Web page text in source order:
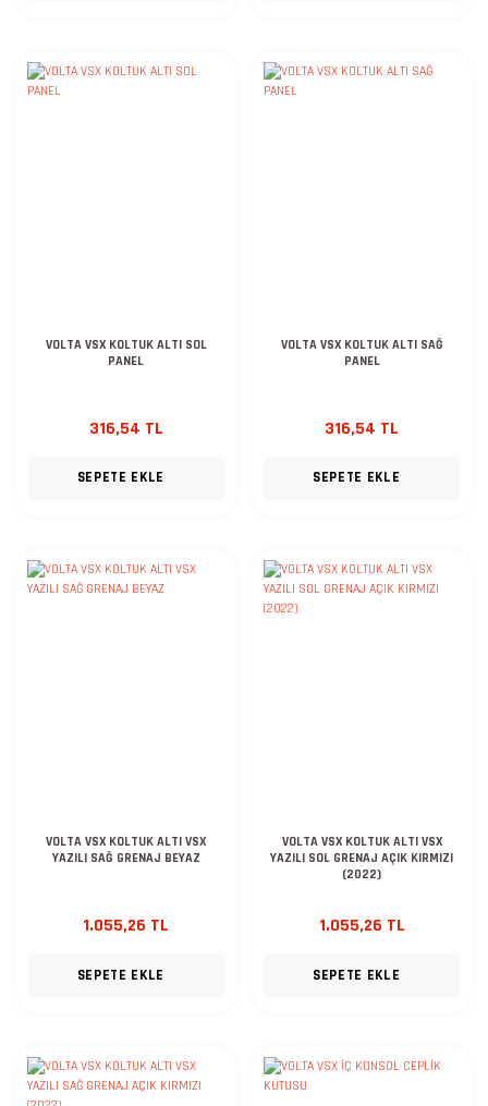
VOLTA VSX KOLTUK ALTI SOL
PANEL
316,54 TL
SEPETE EKLE
VOLTA VSX KOLTUK ALTI SAĞ
PANEL
316,54 TL
SEPETE EKLE
VOLTA VSX KOLTUK ALTI VSX
YAZILI SAĞ GRENAJ BEYAZ
1.055,26 TL
SEPETE EKLE
VOLTA VSX KOLTUK ALTI VSX
YAZILI SOL GRENAJ AÇIK KIRMIZI
(2022)
1.055,26 TL
SEPETE EKLE